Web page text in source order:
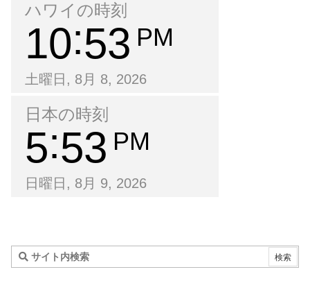
ハワイの時刻
10 53 PM
土曜日, 8月 8, 2026
日本の時刻
5 53 PM
日曜日, 8月 9, 2026